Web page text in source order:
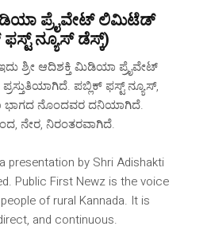
ಪ್ರೈವೇಟ್ ಲಿಮಿಟೆಡ್
ನ್ಯೂಸ್ ಡೆಸ್ಕ್)
ಶ್ರೀ ಆದಿಶಕ್ತಿ ಮಿಡಿಯಾ ಪ್ರೈವೇಟ್
ಪಬ್ಲಿಕ್ ಫಸ್ಟ್ ನ್ಯೂಸ್,
ಭಾಗದ ನೊಂದವರ ದನಿಯಾಗಿದೆ‌.
ನೇರ, ನಿರಂತರವಾಗಿದೆ.
presentation by Shri Adishakti
Public First Newz is the voice
of rural Kannada. It is
and continuous.